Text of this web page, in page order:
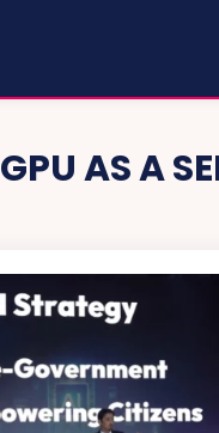
GPU AS A